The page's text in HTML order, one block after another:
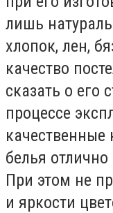
лишь
хлопок, лен,
качество
сказать о его
процессе
качественные
белья
При этом не
и яркости